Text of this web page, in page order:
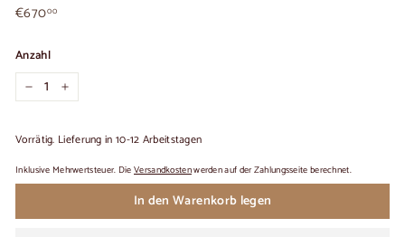
Üblicher
Preis
€67000€670,00
Anzahl
+
Vorrätig. Lieferung in 10-12 Arbeitstagen
Inklusive Mehrwertsteuer. DieVersandkostenwerden auf der Zahlungsseite berechnet.
In den Warenkorb legen